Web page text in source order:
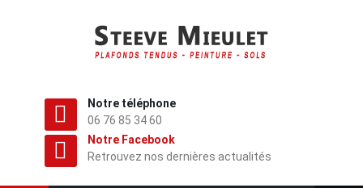
Notre téléphone
06 76 85 34 60
Notre Facebook
Retrouvez nos dernières actualités